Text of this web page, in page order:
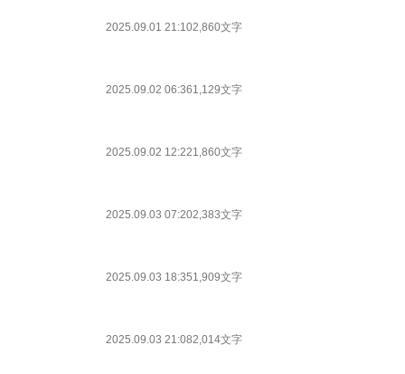
2025.09.01 21:102,860文字
2025.09.02 06:361,129文字
2025.09.02 12:221,860文字
2025.09.03 07:202,383文字
2025.09.03 18:351,909文字
2025.09.03 21:082,014文字